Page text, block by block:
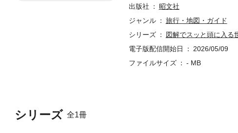
シリーズ 全1冊
ない場合があります。
出版社
昭文社
ジャンル
旅行・地図・ガイド
シリーズ
図解でスッと頭に入る
電子版配信開始日
2026/05/09
ファイルサイズ
- MB